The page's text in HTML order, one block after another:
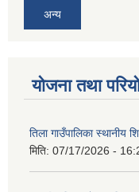
अन्य
योजना तथा
तिला गाउँपालिका स्थानीय
मिति: 07/17/2026 -